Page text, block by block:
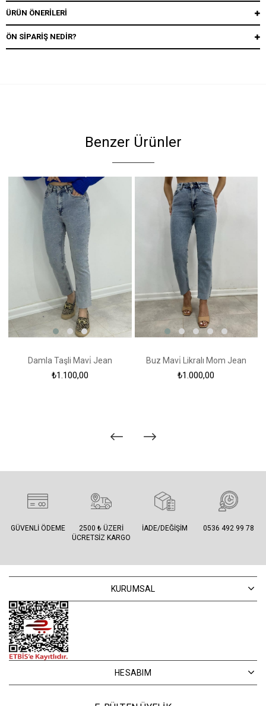
ÜRÜN ÖNERILERI
ÖN SIPARIŞ NEDIR?
Benzer Ürünler
Damla Taşli Mavi̇ Jean
₺1.100,00
Buz Mavi̇ Likralı Mom Jean
₺1.000,00
GÜVENLI ÖDEME
2500 ₺ ÜZERI
ÜCRETSIZ KARGO
İADE/DEĞIŞIM 0536 492 99 78
KURUMSAL
HESABIM